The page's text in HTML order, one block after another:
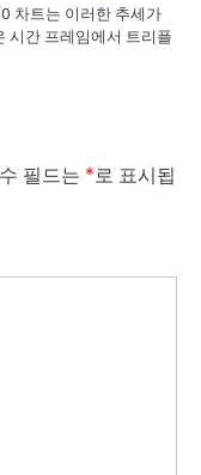
차트는 이러한 추세가
시간 프레임에서 트리플
필드는 *로 표시됩